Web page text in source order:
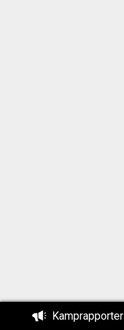
Kamprapporter